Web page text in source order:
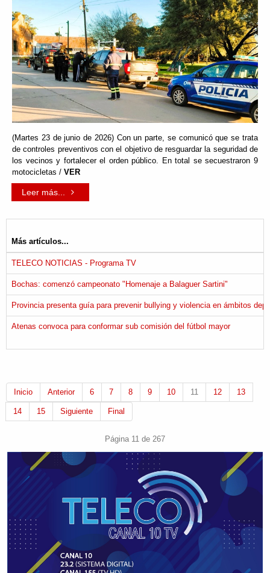
(Martes 23 de junio de 2026) Con un parte, se comunicó que se trata
de controles preventivos con el objetivo de resguardar la seguridad de
los vecinos y fortalecer el orden público. En total se secuestraron 9
motocicletas / VER
Leer más...
Más artículos...
TELECO NOTICIAS - Programa TV
Bochas: comenzó campeonato "Homenaje a Balaguer Sartini"
Provincia presenta guía para prevenir bullying y violencia en ámbitos
Atenas convoca para conformar sub comisión del fútbol mayor
Inicio Anterior 6 7 8 9 10 11 12 13
14 15 Siguiente Final
Página 11 de 267